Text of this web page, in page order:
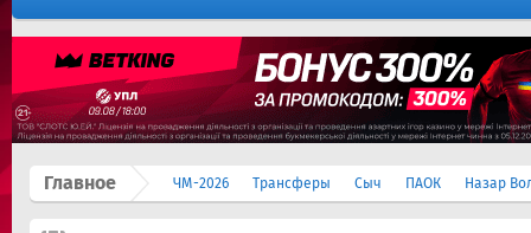
Главное ЧМ-2026 Трансферы Сыч ПАОК Назар